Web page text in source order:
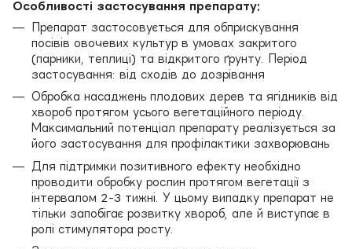
Особливості застосування препарату:
Препарат застосовується для обприскування
посівів овочевих культур в умовах закритого
(парники, теплиці) та відкритого ґрунту. Період
застосування: від сходів до дозрівання
Обробка насаджень плодових дерев та ягідників від
хвороб протягом усього вегетаційного періоду.
Максимальний потенціал препарату реалізується за
його застосування для профілактики захворювань
Для підтримки позитивного ефекту необхідно
проводити обробку рослин протягом вегетації з
інтервалом 2-3 тижні. У цьому випадку препарат не
тільки запобігає розвитку хвороб, але й виступає в
ролі стимулятора росту.